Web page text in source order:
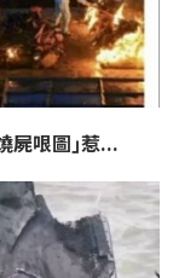
屍哏圖｣惹...